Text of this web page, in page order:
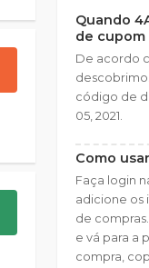
Quando
de cupom
De acordo
código de
05, 2021.
Como
Faça login
adicione os
de
e vá para a
compra,